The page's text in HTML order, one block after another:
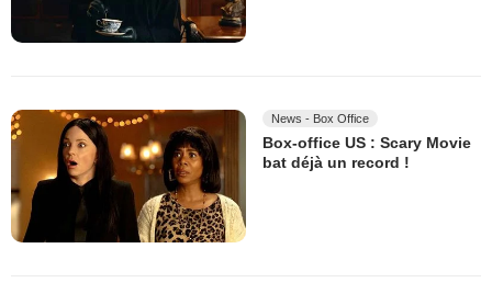
News - Box Office
Box-office US : Scary Movie
bat déjà un record !